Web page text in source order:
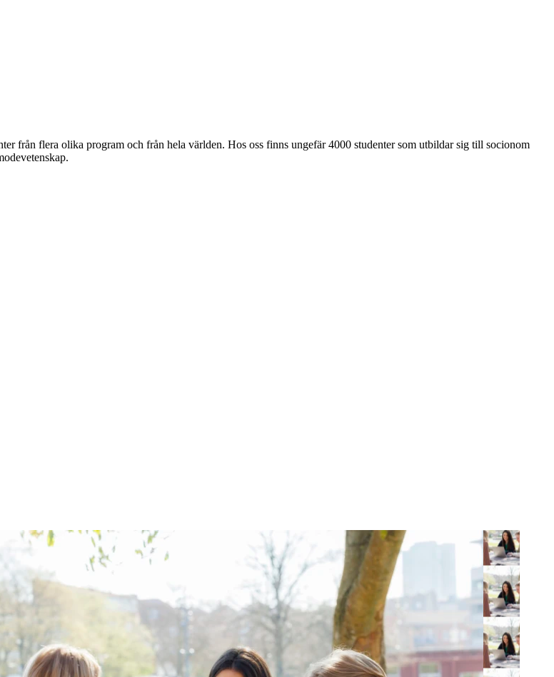
från flera olika program och från hela världen. Hos oss finns ungefär 4000 studenter som utbildar sig till socionom